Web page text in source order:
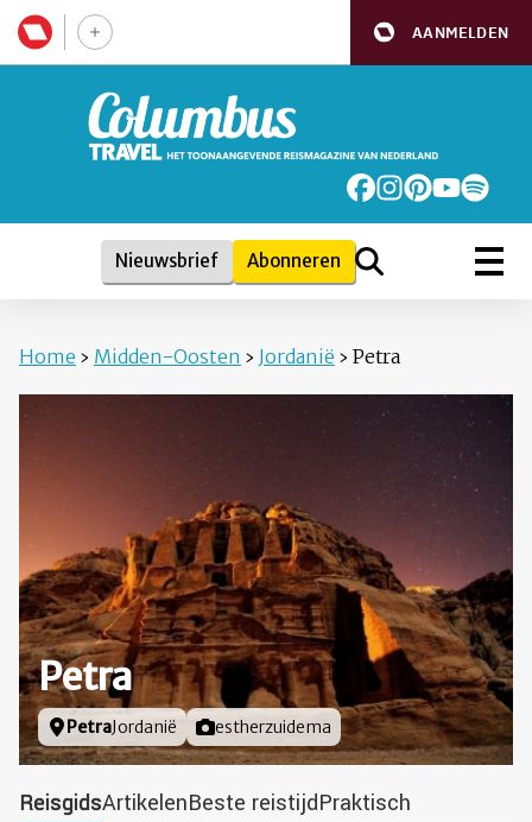
AANMELDEN
Nieuwsbrief Abonneren
Home › Midden-Oosten › Jordanië › Petra
Petra
Locatie
PetraJordanië Foto door
estherzuidema
ReisgidsArtikelenBeste reistijdPraktisch